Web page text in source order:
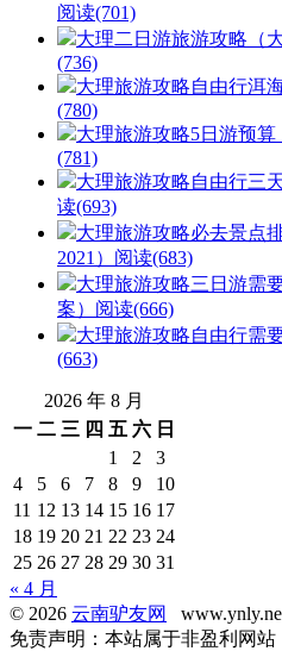
阅读(701)
大理二日游旅游攻略（
(736)
大理旅游攻略自由行洱
(780)
大理旅游攻略5日游预算
(781)
大理旅游攻略自由行三
读(693)
大理旅游攻略必去景点
2021） 阅读(683)
大理旅游攻略三日游需
案） 阅读(666)
大理旅游攻略自由行需
(663)
2026 年 8 月
一 二 三 四 五 六 日
1
2
3
4
5 6 7 8 9
10
11 12 13 14 15 16 17
18 19 20 21 22 23 24
25 26 27 28 29 30 31
« 4 月
© 2026 云南驴友网
免责声明：本站属于非盈利网